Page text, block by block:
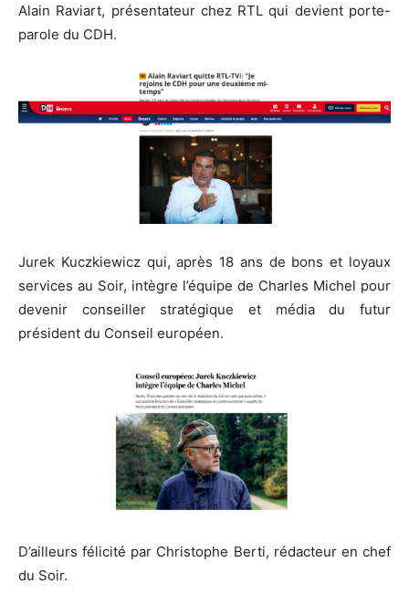
Alain Raviart, présentateur chez RTL qui devient porte-
parole du CDH.
Jurek Kuczkiewicz qui, après 18 ans de bons et loyaux
services au Soir, intègre l’équipe de Charles Michel pour
devenir conseiller stratégique et média du futur
président du Conseil européen.
D’ailleurs félicité par Christophe Berti, rédacteur en chef
du Soir.